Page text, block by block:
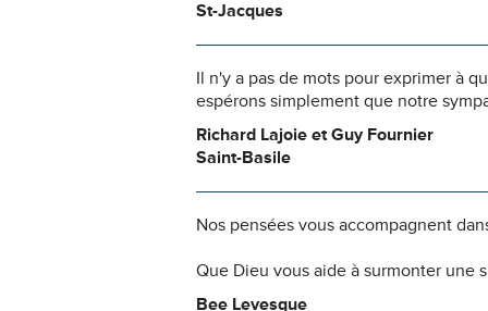
St-Jacques
Il n'y a pas de mots pour exprimer à
espérons simplement que notre
Richard Lajoie et Guy Fournier
Saint-Basile
Nos pensées vous accompagnent
Que Dieu vous aide à surmonter une
Bee Levesque